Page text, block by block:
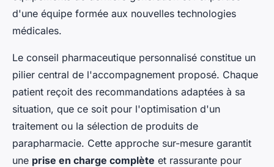
d'une équipe formée aux nouvelles technologies
médicales.
Le conseil pharmaceutique personnalisé constitue un
pilier central de l'accompagnement proposé. Chaque
patient reçoit des recommandations adaptées à sa
situation, que ce soit pour l'optimisation d'un
traitement ou la sélection de produits de
parapharmacie. Cette approche sur-mesure garantit
une prise en charge complète et rassurante pour